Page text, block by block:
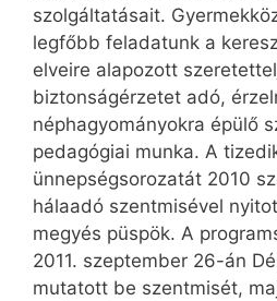
szolgáltatásait.
legfőbb feladatunk a
elveire alapozott
biztonságérzetet adó,
néphagyományokra épülő
pedagógiai munka. A
ünnepségsorozatát 2010
hálaadó szentmisével
megyés püspök. A
2011. szeptember 26-án
mutatott be szentmisét,